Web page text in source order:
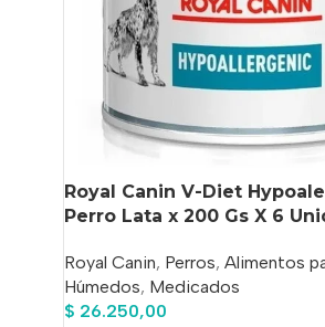
Royal Canin V-Diet
Perro Lata x 200 Gs X 6
Royal Canin, Perros, Alimentos
Húmedos, Medicados
$ 26.250,00